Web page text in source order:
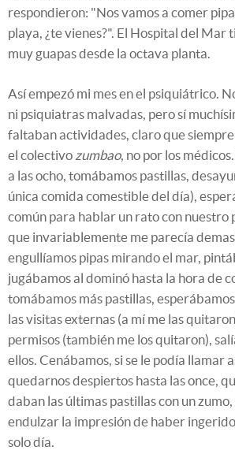
respondieron: "Nos vamos a comer
playa, ¿te vienes?". El Hospital del Mar
muy guapas desde la octava planta.
Así empezó mi mes en el psiquiátrico.
ni psiquiatras malvadas, pero sí
faltaban actividades, claro que
el colectivo zumbao, no por los
a las ocho, tomábamos pastillas,
única comida comestible del día),
común para hablar un rato con nuestro
que invariablemente me parecía
engullíamos pipas mirando el mar,
jugábamos al dominó hasta la hora de
tomábamos más pastillas,
las visitas externas (a mí me las
permisos (también me los quitaron),
ellos. Cenábamos, si se le podía llamar
quedarnos despiertos hasta las once,
daban las últimas pastillas con un
endulzar la impresión de haber
solo día.